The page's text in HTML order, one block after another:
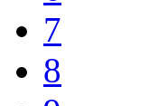
7
8